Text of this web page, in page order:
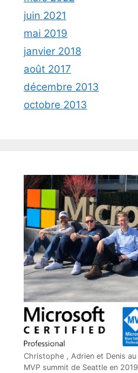
juin 2021
mai 2019
janvier 2018
août 2017
décembre 2013
octobre 2013
Christophe , Adrien et Denis au
MVP summit de Seattle en 2019